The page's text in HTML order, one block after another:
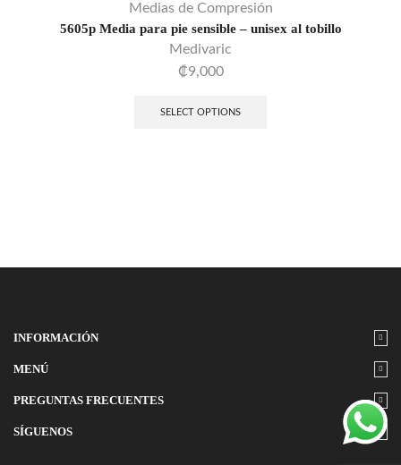
Medias de Compresión
5605p Media para pie sensible – unisex al tobillo
Medivaric
₡9,000
SELECT OPTIONS
INFORMACIÓN
MENÚ
PREGUNTAS FRECUENTES
SÍGUENOS